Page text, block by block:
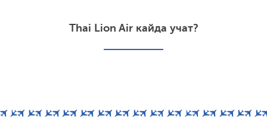
Thai Lion Air кайда учат?